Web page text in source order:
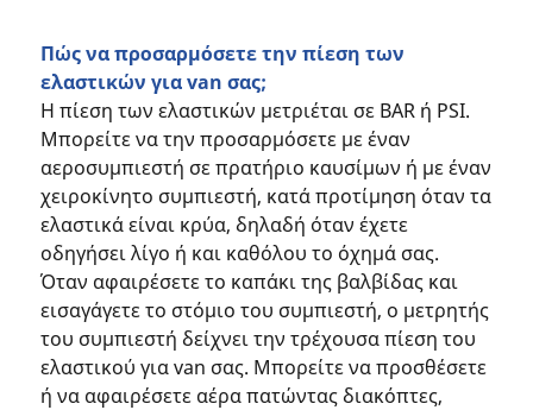
Πώς να προσαρμόσετε την πίεση των
ελαστικών για van σας;
Η πίεση των ελαστικών μετριέται σε BAR ή PSI.
Μπορείτε να την προσαρμόσετε με έναν
αεροσυμπιεστή σε πρατήριο καυσίμων ή με έναν
χειροκίνητο συμπιεστή, κατά προτίμηση όταν τα
ελαστικά είναι κρύα, δηλαδή όταν έχετε
οδηγήσει λίγο ή και καθόλου το όχημά σας.
Όταν αφαιρέσετε το καπάκι της βαλβίδας και
εισαγάγετε το στόμιο του συμπιεστή, ο μετρητής
του συμπιεστή δείχνει την τρέχουσα πίεση του
ελαστικού για van σας. Μπορείτε να προσθέσετε
ή να αφαιρέσετε αέρα πατώντας διακόπτες,